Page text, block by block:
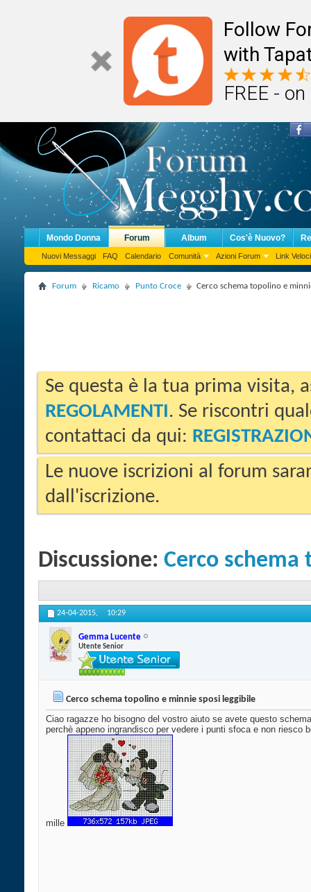
Follow
with
FREE -
Mondo Donna Forum
Nuovi Messaggi FAQ Calendario Comunità Azioni Forum Link Veloci
Album Cos'è Nuovo?
Forum Ricamo Punto Croce Cerco schema topolino e
Se questa è la tua prima visita,
REGOLAMENTI. Se riscontri
contattaci da qui:
Le nuove iscrizioni al forum
dall'iscrizione.
Discussione: Cerco
24-04-2015, 10:29
Gemma Lucente
Utente Senior
Cerco schema topolino e minnie sposi leggibile
Ciao ragazze ho bisogno del vostro aiuto se avete questo
perchè appeno ingrandisco per vedere i punti sfoca e non riesco
mille